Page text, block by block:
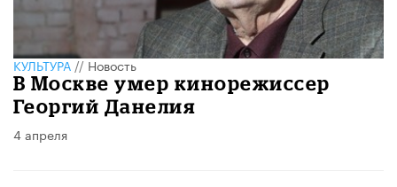
КУЛЬТУРА//Новость
В Москве умер кинорежиссер
Георгий Данелия
4 апреля